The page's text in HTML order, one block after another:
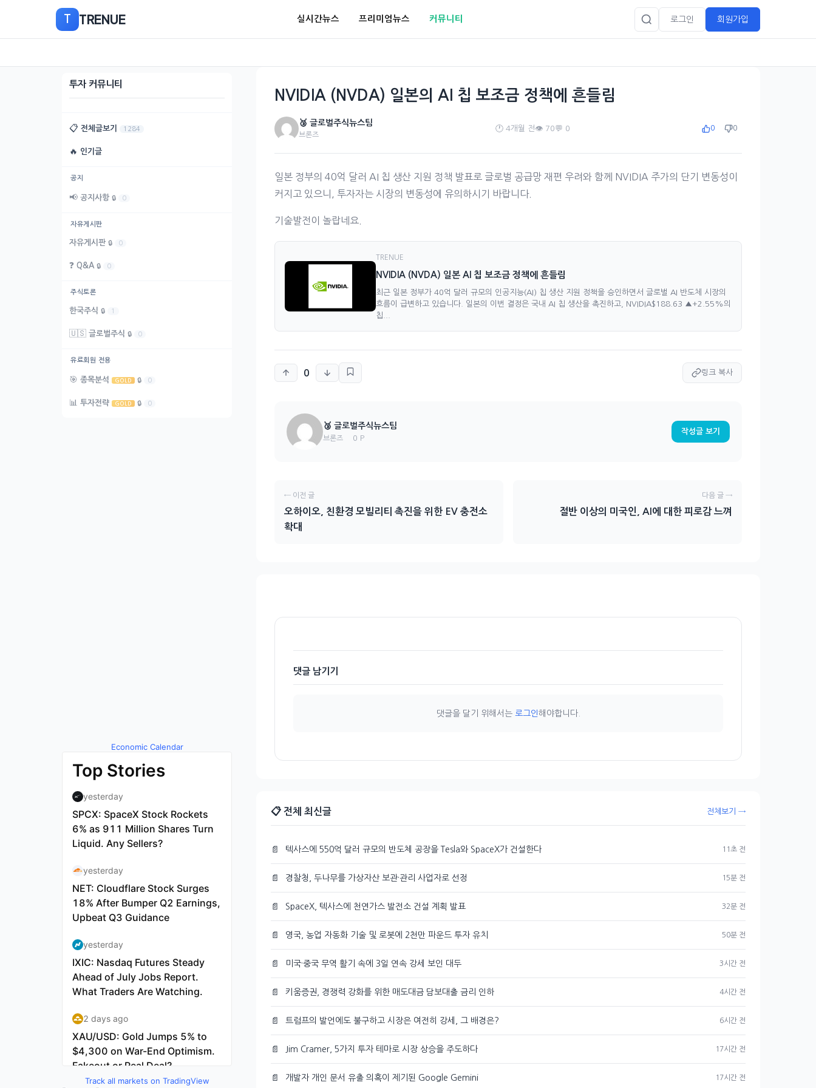
으
이
T TRENUE 실시간뉴스 프리미엄뉴스 커뮤니티 로그인 회원가입
투자 커뮤니티
📋 전체글보기 1284
🔥 인기글
공지
📢 공지사항 🔒 0
자유게시판
자유게시판 🔒 0
❓ Q&A 🔒 0
주식토론
한국주식 🔒 1
🇺🇸 글로벌주식 🔒 0
유료회원 전용
🎯 종목분석 GOLD 🔒 0
📊 투자전략 GOLD 🔒 0
Economic Calendar
by TradingView
Track all markets on TradingView
NVIDIA (NVDA) 일본의 AI 칩 보조금 정책에 흔들림
🥉 글로벌주식뉴스팀
브론즈
🕐 4개월 전 👁️ 70💬 0 0 0
일본 정부의 40억 달러 AI 칩 생산 지원 정책 발표로 글로벌 공급망 재편 우려와 함께 NVIDIA 주가의 단기 변동성이
커지고 있으니, 투자자는 시장의 변동성에 유의하시기 바랍니다.
기술발전이 놀랍네요.
TRENUE
NVIDIA (NVDA) 일본 AI 칩 보조금 정책에 흔들림
최근 일본 정부가 40억 달러 규모의 인공지능(AI) 칩 생산 지원 정책을 승인하면서 글로벌 AI 반도체 시장의
흐름이 급변하고 있습니다. 일본의 이번 결정은 국내 AI 칩 생산을 촉진하고, NVIDIA$188.63 ▲+2.55%의
칩...
0 링크 복사
🥉 글로벌주식뉴스팀
브론즈 0 P
작성글 보기
← 이전 글
오하이오, 친환경 모빌리티 촉진을 위한 EV 충전소
확대
다음 글 →
절반 이상의 미국인, AI에 대한 피로감 느껴
댓글 남기기
댓글을 달기 위해서는 로그인해야합니다.
📋 전체 최신글 전체보기 →
📄 텍사스에 550억 달러 규모의 반도체 공장을 Tesla와 SpaceX가 건설한다 11초 전
📄 경찰청, 두나무를 가상자산 보관·관리 사업자로 선정 15분 전
📄 SpaceX, 텍사스에 천연가스 발전소 건설 계획 발표 32분 전
📄 영국, 농업 자동화 기술 및 로봇에 2천만 파운드 투자 유치 50분 전
📄 미국·중국 무역 활기 속에 3일 연속 강세 보인 대두 3시간 전
📄 키움증권, 경쟁력 강화를 위한 매도대금 담보대출 금리 인하 4시간 전
📄 트럼프의 발언에도 불구하고 시장은 여전히 강세, 그 배경은? 6시간 전
📄 Jim Cramer, 5가지 투자 테마로 시장 상승을 주도하다 17시간 전
📄 개발자 개인 문서 유출 의혹이 제기된 Google Gemini 17시간 전